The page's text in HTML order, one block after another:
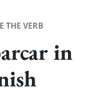
THE VERB
in